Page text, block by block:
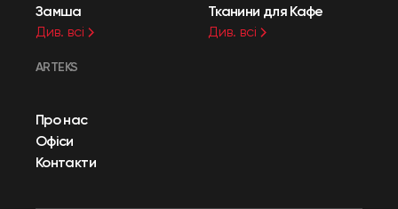
Замша
Див. всі
Тканини для Кафе
Див. всі
ARTEKS
Про нас
Офіси
Контакти